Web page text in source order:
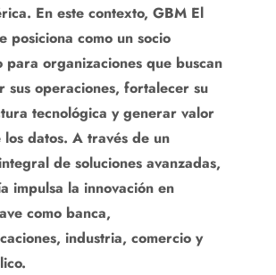
En este contexto, GBM El
posiciona como un socio
para organizaciones que buscan
sus operaciones, fortalecer su
tecnológica y generar valor
datos. A través de un
de soluciones avanzadas,
impulsa la innovación en
como banca,
industria, comercio y